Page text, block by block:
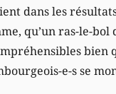
dans les
qu’un ras-le-
bien
e-s se